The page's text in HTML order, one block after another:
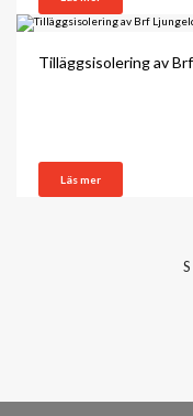
Tilläggsisolering av
Läs mer